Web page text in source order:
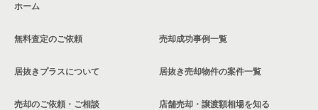
ホーム
無料査定のご依頼
居抜きプラスについて
売却のご依頼・ご相談
売却成功事例一覧
居抜き売却物件の案件一覧
店舗売却・譲渡額相場を知る